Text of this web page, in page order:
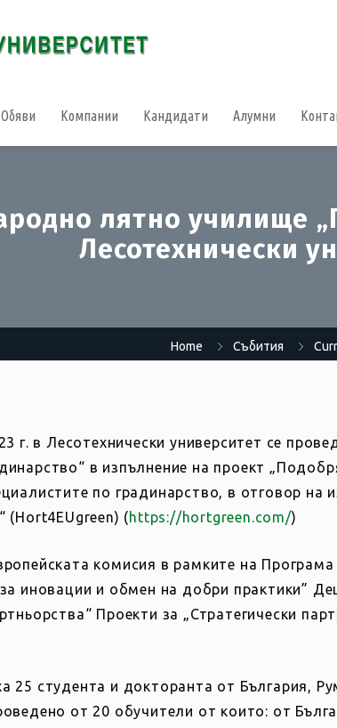
Обяви Компании Кандидати Алумни
лятно училище
Лесотехнически
Home Събития
г. в Лесотехнически университет се
в изпълнение на проект
по градинарство, в отговор на
(Hort4EUgreen) (https://hortgreen.com/)
комисия в рамките на
иновации и обмен на добри практики”
Проекти за „Стратегически
25 студента и докторанта от България,
от 20 обучители от които: от